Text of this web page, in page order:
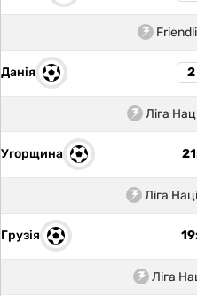
Данія 2
Ліга
Угорщина
Ліга
Грузія
Ліга